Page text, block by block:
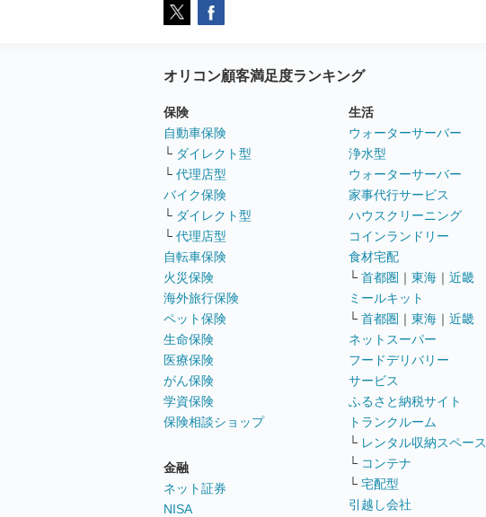
オリコン顧客満足度ランキング
保険
自動車保険
└ ダイレクト型
└ 代理店型
バイク保険
└ ダイレクト型
└ 代理店型
自転車保険
火災保険
海外旅行保険
ペット保険
生命保険
医療保険
がん保険
学資保険
保険相談ショップ
金融
ネット証券
NISA
生活
ウォーターサーバー
浄水型
ウォーターサーバー
家事代行サービス
ハウスクリーニング
コインランドリー
食材宅配
└ 首都圏 ｜ 東海 ｜ 近畿
ミールキット
└ 首都圏 ｜ 東海 ｜ 近畿
ネットスーパー
フードデリバリー
サービス
ふるさと納税サイト
トランクルーム
└ レンタル収納スペース
└ コンテナ
└ 宅配型
引越し会社